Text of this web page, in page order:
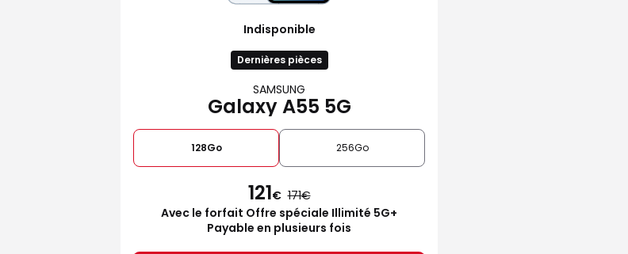
Indisponible
Dernières pièces
SAMSUNG
Galaxy A55 5G
128Go 256Go
121€ 171
Avec le forfait Offre spéciale Illimité 5G+
Payable en plusieurs fois